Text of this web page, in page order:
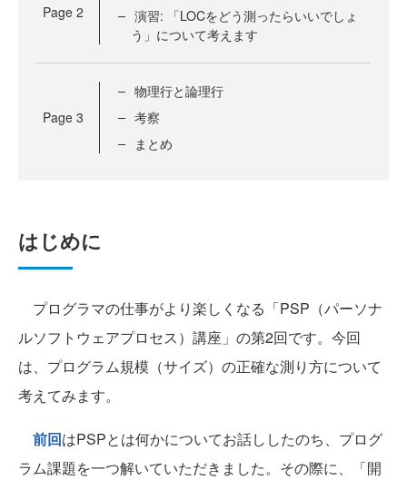
Page 2
演習: 「LOCをどう測ったらいいでしょ
う」について考えます
Page 3
物理行と論理行
考察
まとめ
はじめに
プログラマの仕事がより楽しくなる「PSP（パーソナ
ルソフトウェアプロセス）講座」の第2回です。今回
は、プログラム規模（サイズ）の正確な測り方について
考えてみます。
前回はPSPとは何かについてお話ししたのち、プログ
ラム課題を一つ解いていただきました。その際に、「開